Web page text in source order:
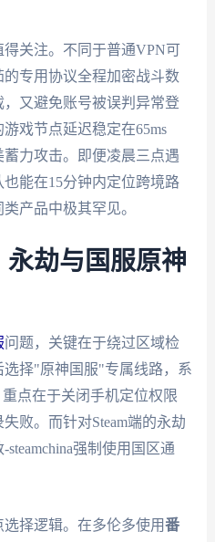
关注。不同于普通VPN可
专用协议全程加密战斗数
又避免账号被误判异常登
戏节点延迟稳定在65ms
力攻击。即便凌晨三点遇
能在15分钟内定位跨境路
产品中极其罕见。
永劫与国服原神
问题，关键在于绕过区域检
选择"原神国服"专属线路，系
点在于关闭手机定位权限
败。而针对Steam端的永劫
强制使用国区通
择逻辑。在多伦多使用番